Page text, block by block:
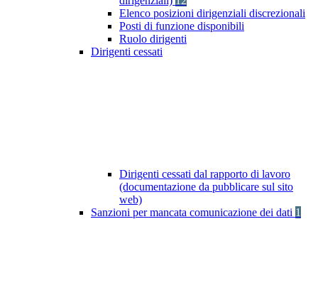
Elenco posizioni dirigenziali discrezionali
Posti di funzione disponibili
Ruolo dirigenti
Dirigenti cessati
Dirigenti cessati dal rapporto di lavoro
(documentazione da pubblicare sul sito
web)
Sanzioni per mancata comunicazione dei dati 1